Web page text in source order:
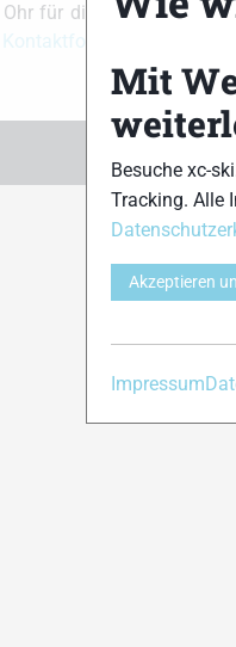
für dich! Du
Mit
Besuche xc-
Tracking. Alle
Akzeptieren
Impressum